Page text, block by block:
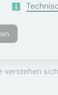
verstehen